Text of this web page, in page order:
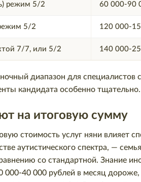
режим 5/2 60 000-90
5/2 120 000-
7/7, или 5/2 140 000-
диапазон для
кандидата особенно тщательно.
на итоговую сумму
стоимость услуг няни
аутистического спектра, —
со стандартной. Знание
000-40 000 рублей в месяц